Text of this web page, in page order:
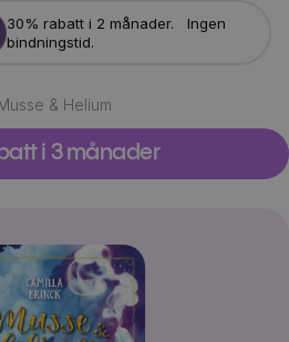
30% rabatt i 2 månader. Ingen
bindningstid.
& Helium
i 3 månader